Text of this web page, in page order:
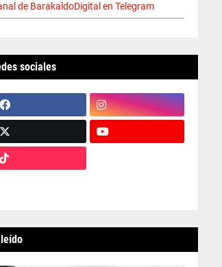
de BarakaldoDigital en Telegram
sociales
APARCAMIENTO